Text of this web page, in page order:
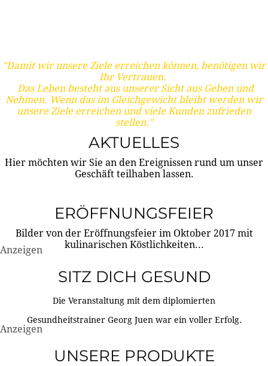
"Damit wir unsere Ziele erreichen können, benötigen wir
Ihr Vertrauen.
Das Leben besteht aus unserer Sicht aus Geben und
Nehmen. Wenn das im Gleichgewicht bleibt werden wir
unsere Ziele erreichen und viele Kunden zufrieden
stellen."
AKTUELLES
Hier möchten wir Sie an den Ereignissen rund um unser
Geschäft teilhaben lassen.
ERÖFFNUNGSFEIER
Bilder von der Eröffnungsfeier im Oktober 2017 mit
kulinarischen Köstlichkeiten...
Anzeigen
SITZ DICH GESUND
Die Veranstaltung mit dem diplomierten
Gesundheitstrainer Georg Juen war ein voller Erfolg.
Anzeigen
UNSERE PRODUKTE